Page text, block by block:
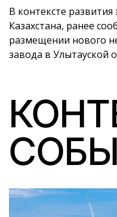
В контексте развития
Казахстана, ранее
размещении нового
завода в Улытауской